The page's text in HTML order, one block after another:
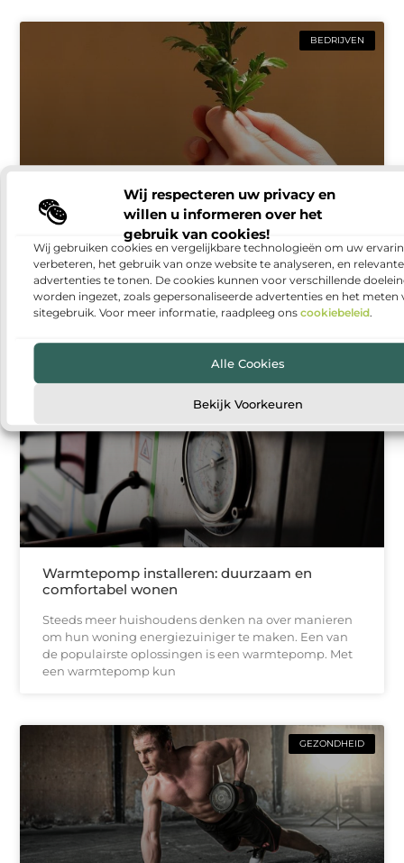
Wij respecteren uw privacy en
willen u informeren over het
gebruik van cookies!
Wij gebruiken cookies en vergelijkbare technologieën om uw
verbeteren, het gebruik van onze website te analyseren, en relevante
advertenties te tonen. De cookies kunnen voor verschillende
worden ingezet, zoals gepersonaliseerde advertenties en het meten
sitegebruik. Voor meer informatie, raadpleeg ons cookiebeleid.
Alle Cookies
Bekijk Voorkeuren
BEDRIJVEN
Een afscheid dat rust en houvast geeft
Een uitvaart regelen is een emotionele en vaak
intensieve periode. Er komt veel op nabestaanden af,
terwijl er tegelijkertijd ruimte nodig is voor verdriet,
herinneringen
BEDRIJVEN
Warmtepomp installeren: duurzaam en
comfortabel wonen
Steeds meer huishoudens denken na over manieren
om hun woning energiezuiniger te maken. Een van
de populairste oplossingen is een warmtepomp. Met
een warmtepomp kun
GEZONDHEID